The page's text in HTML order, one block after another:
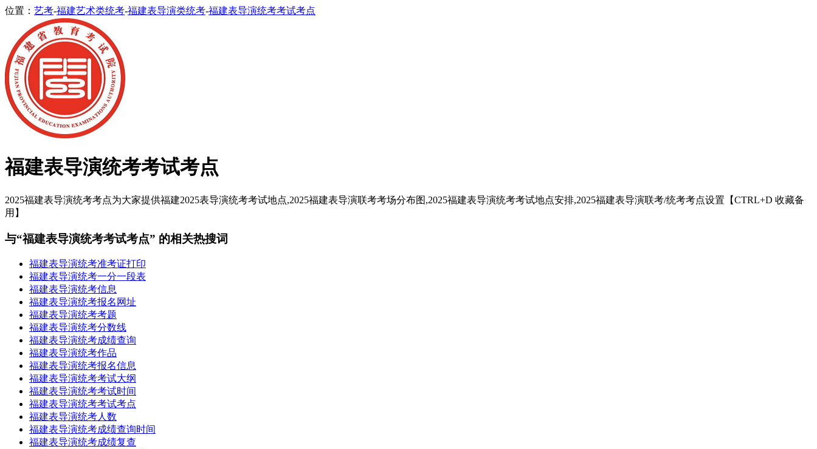
位置： 艺考-福建艺术类统考-福建表导演类统考-福建表导演统考考试考点
福建表导演统考考试考点
2025福建表导演统考考点为大家提供福建2025表导演统考考试地点,2025福建表导演联考考场分布图,2025福建表导演统考考试地点安排,2025福建表导演联考/统考考点设置【CTRL+D 收藏备
用】
与“福建表导演统考考试考点” 的相关热搜词
福建表导演统考准考证打印
福建表导演统考一分一段表
福建表导演统考信息
福建表导演统考报名网址
福建表导演统考考题
福建表导演统考分数线
福建表导演统考成绩查询
福建表导演统考作品
福建表导演统考报名信息
福建表导演统考考试大纲
福建表导演统考考试时间
福建表导演统考考试考点
福建表导演统考人数
福建表导演统考成绩查询时间
福建表导演统考成绩复查